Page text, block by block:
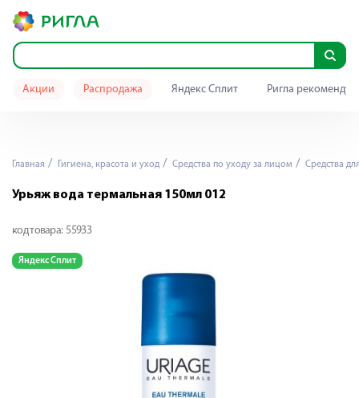
Акции Распродажа Яндекс Сплит Ригла
Главная Гигиена, красота и уход Средства по уходу за лицом Средства
Урьяж вода термальная 150мл 012
код товара: 55933
Яндекс Сплит